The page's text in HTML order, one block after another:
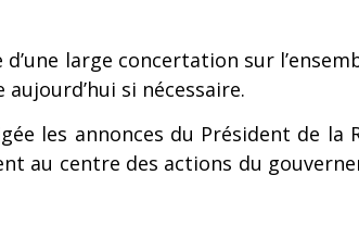
large concertation sur
si nécessaire.
les annonces du Président de
au centre des actions du